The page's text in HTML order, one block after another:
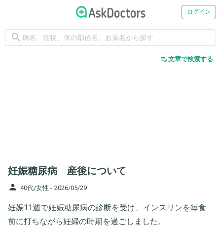
ログイン
search
edit_note文章で検索する
妊娠糖尿病 産後について
person 40代/女性 - 2026/05/29
妊娠11週で妊娠糖尿病の診断を受け、インスリンを毎食
前に打ちながら妊婦の時期を過ごしました。